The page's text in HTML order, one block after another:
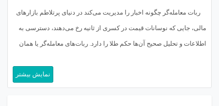
ربات معامله‌گر چگونه اخبار را مدیریت می‌کند در دنیای پرتلاطم بازارهای
مالی، جایی که نوسانات قیمت در کسری از ثانیه رخ می‌دهند، دسترسی به
اطلاعات و تحلیل صحیح آن‌ها حکم طلا را دارد. ربات‌های معامله‌گر یا همان
نمایش بیشتر